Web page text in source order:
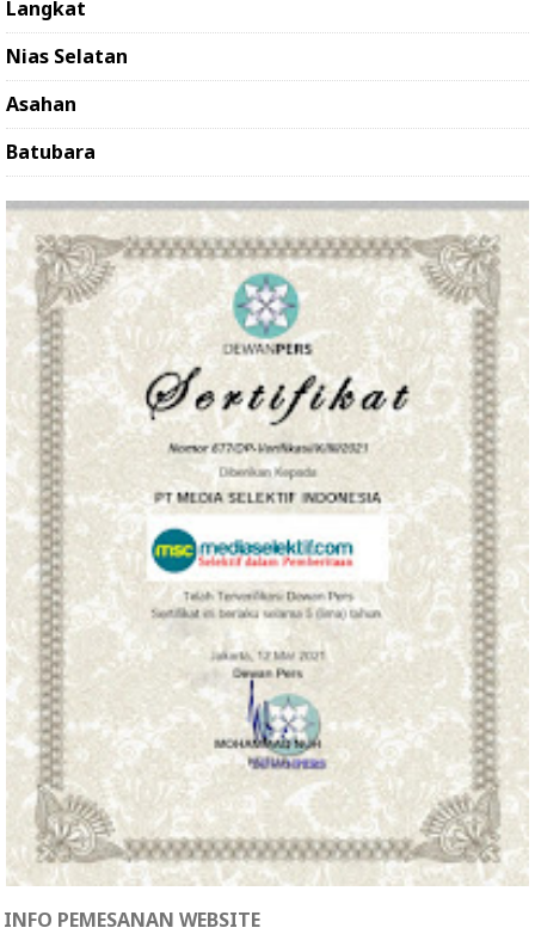
Langkat
Nias Selatan
Asahan
Batubara
INFO PEMESANAN WEBSITE